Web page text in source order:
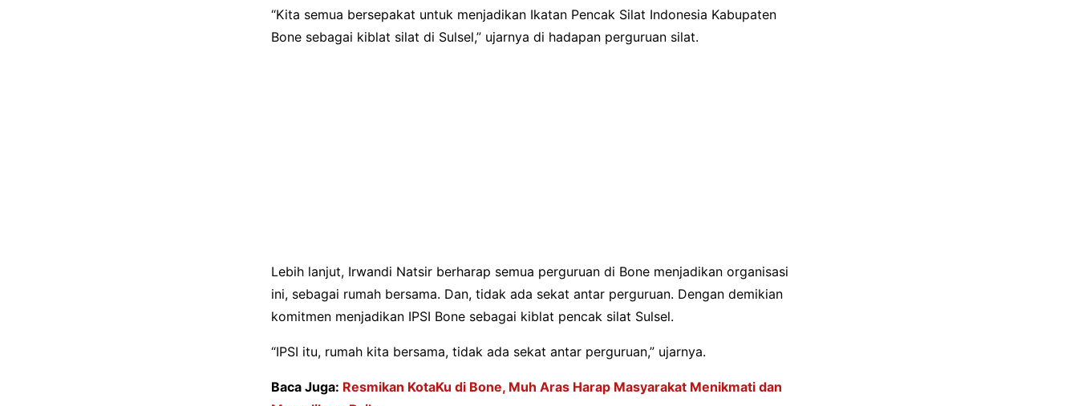
“Kita semua bersepakat untuk menjadikan Ikatan Pencak Silat Indonesia Kabupaten
Bone sebagai kiblat silat di Sulsel,” ujarnya di hadapan perguruan silat.
Lebih lanjut, Irwandi Natsir berharap semua perguruan di Bone menjadikan organisasi
ini, sebagai rumah bersama. Dan, tidak ada sekat antar perguruan. Dengan demikian
komitmen menjadikan IPSI Bone sebagai kiblat pencak silat Sulsel.
“IPSI itu, rumah kita bersama, tidak ada sekat antar perguruan,” ujarnya.
Baca Juga: Resmikan KotaKu di Bone, Muh Aras Harap Masyarakat Menikmati dan